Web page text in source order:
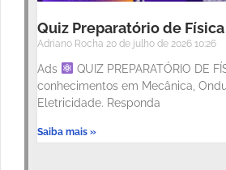
Quiz Preparatório de Física
Adriano Rocha 20 de julho de 2026 10:26
Ads
QUIZ PREPARATÓRIO DE
conhecimentos em Mecânica,
Eletricidade. Responda
Saiba mais »